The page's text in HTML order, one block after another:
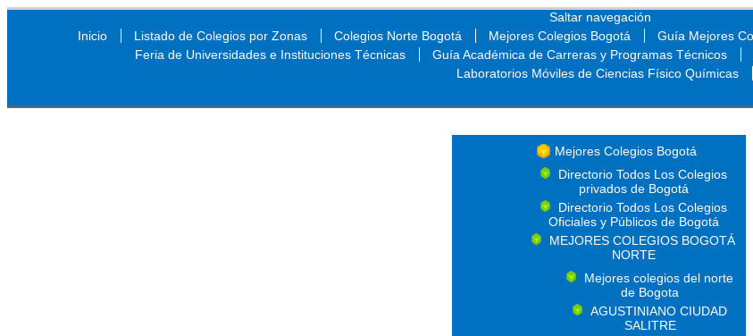
Saltar navegación
Inicio
Listado de Colegios por Zonas Colegios Norte Bogotá Mejores Colegios Bogotá Guía Mejores
Feria de Universidades e Instituciones Técnicas
Guía Académica de Carreras y Programas Técnicos
Laboratorios Móviles de Ciencias Físico Químicas
Mejores Colegios Bogotá
Directorio Todos Los Colegios
privados de Bogotá
Directorio Todos Los Colegios
Oficiales y Públicos de Bogotá
MEJORES COLEGIOS BOGOTÁ
NORTE
Mejores colegios del norte
de Bogota
AGUSTINIANO CIUDAD
SALITRE